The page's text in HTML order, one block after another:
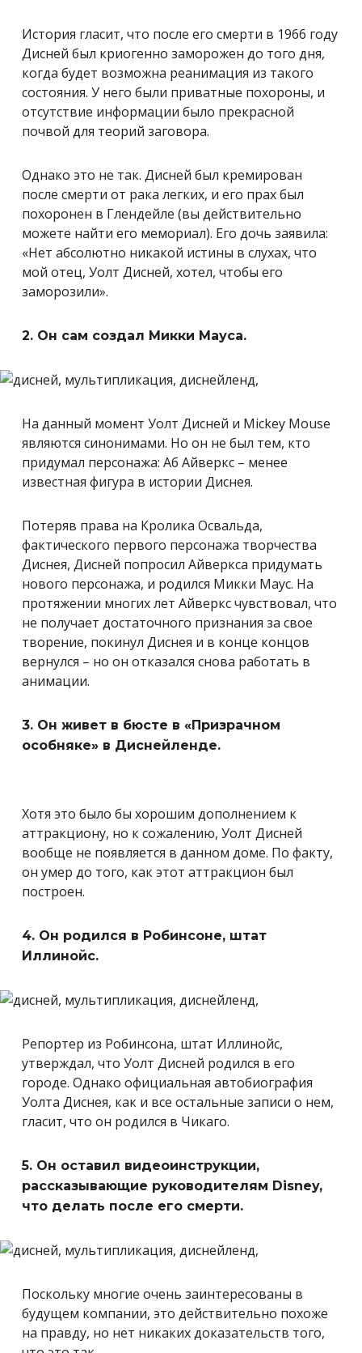
История гласит, что после его смерти в 1966 году
Дисней был криогенно заморожен до того дня,
когда будет возможна реанимация из такого
состояния. У него были приватные похороны, и
отсутствие информации было прекрасной
почвой для теорий заговора.
Однако это не так. Дисней был кремирован
после смерти от рака легких, и его прах был
похоронен в Глендейле (вы действительно
можете найти его мемориал). Его дочь заявила:
«Нет абсолютно никакой истины в слухах, что
мой отец, Уолт Дисней, хотел, чтобы его
заморозили».
2. Он сам создал Микки Мауса.
На данный момент Уолт Дисней и Mickey Mouse
являются синонимами. Но он не был тем, кто
придумал персонажа: Аб Айверкс – менее
известная фигура в истории Диснея.
Потеряв права на Кролика Освальда,
фактического первого персонажа творчества
Диснея, Дисней попросил Айверкса придумать
нового персонажа, и родился Микки Маус. На
протяжении многих лет Айверкс чувствовал, что
не получает достаточного признания за свое
творение, покинул Диснея и в конце концов
вернулся – но он отказался снова работать в
анимации.
3. Он живет в бюсте в «Призрачном
особняке» в Диснейленде.
Хотя это было бы хорошим дополнением к
аттракциону, но к сожалению, Уолт Дисней
вообще не появляется в данном доме. По факту,
он умер до того, как этот аттракцион был
построен.
4. Он родился в Робинсоне, штат
Иллинойс.
Репортер из Робинсона, штат Иллинойс,
утверждал, что Уолт Дисней родился в его
городе. Однако официальная автобиография
Уолта Диснея, как и все остальные записи о нем,
гласит, что он родился в Чикаго.
5. Он оставил видеоинструкции,
рассказывающие руководителям Disney,
что делать после его смерти.
Поскольку многие очень заинтересованы в
будущем компании, это действительно похоже
на правду, но нет никаких доказательств того,